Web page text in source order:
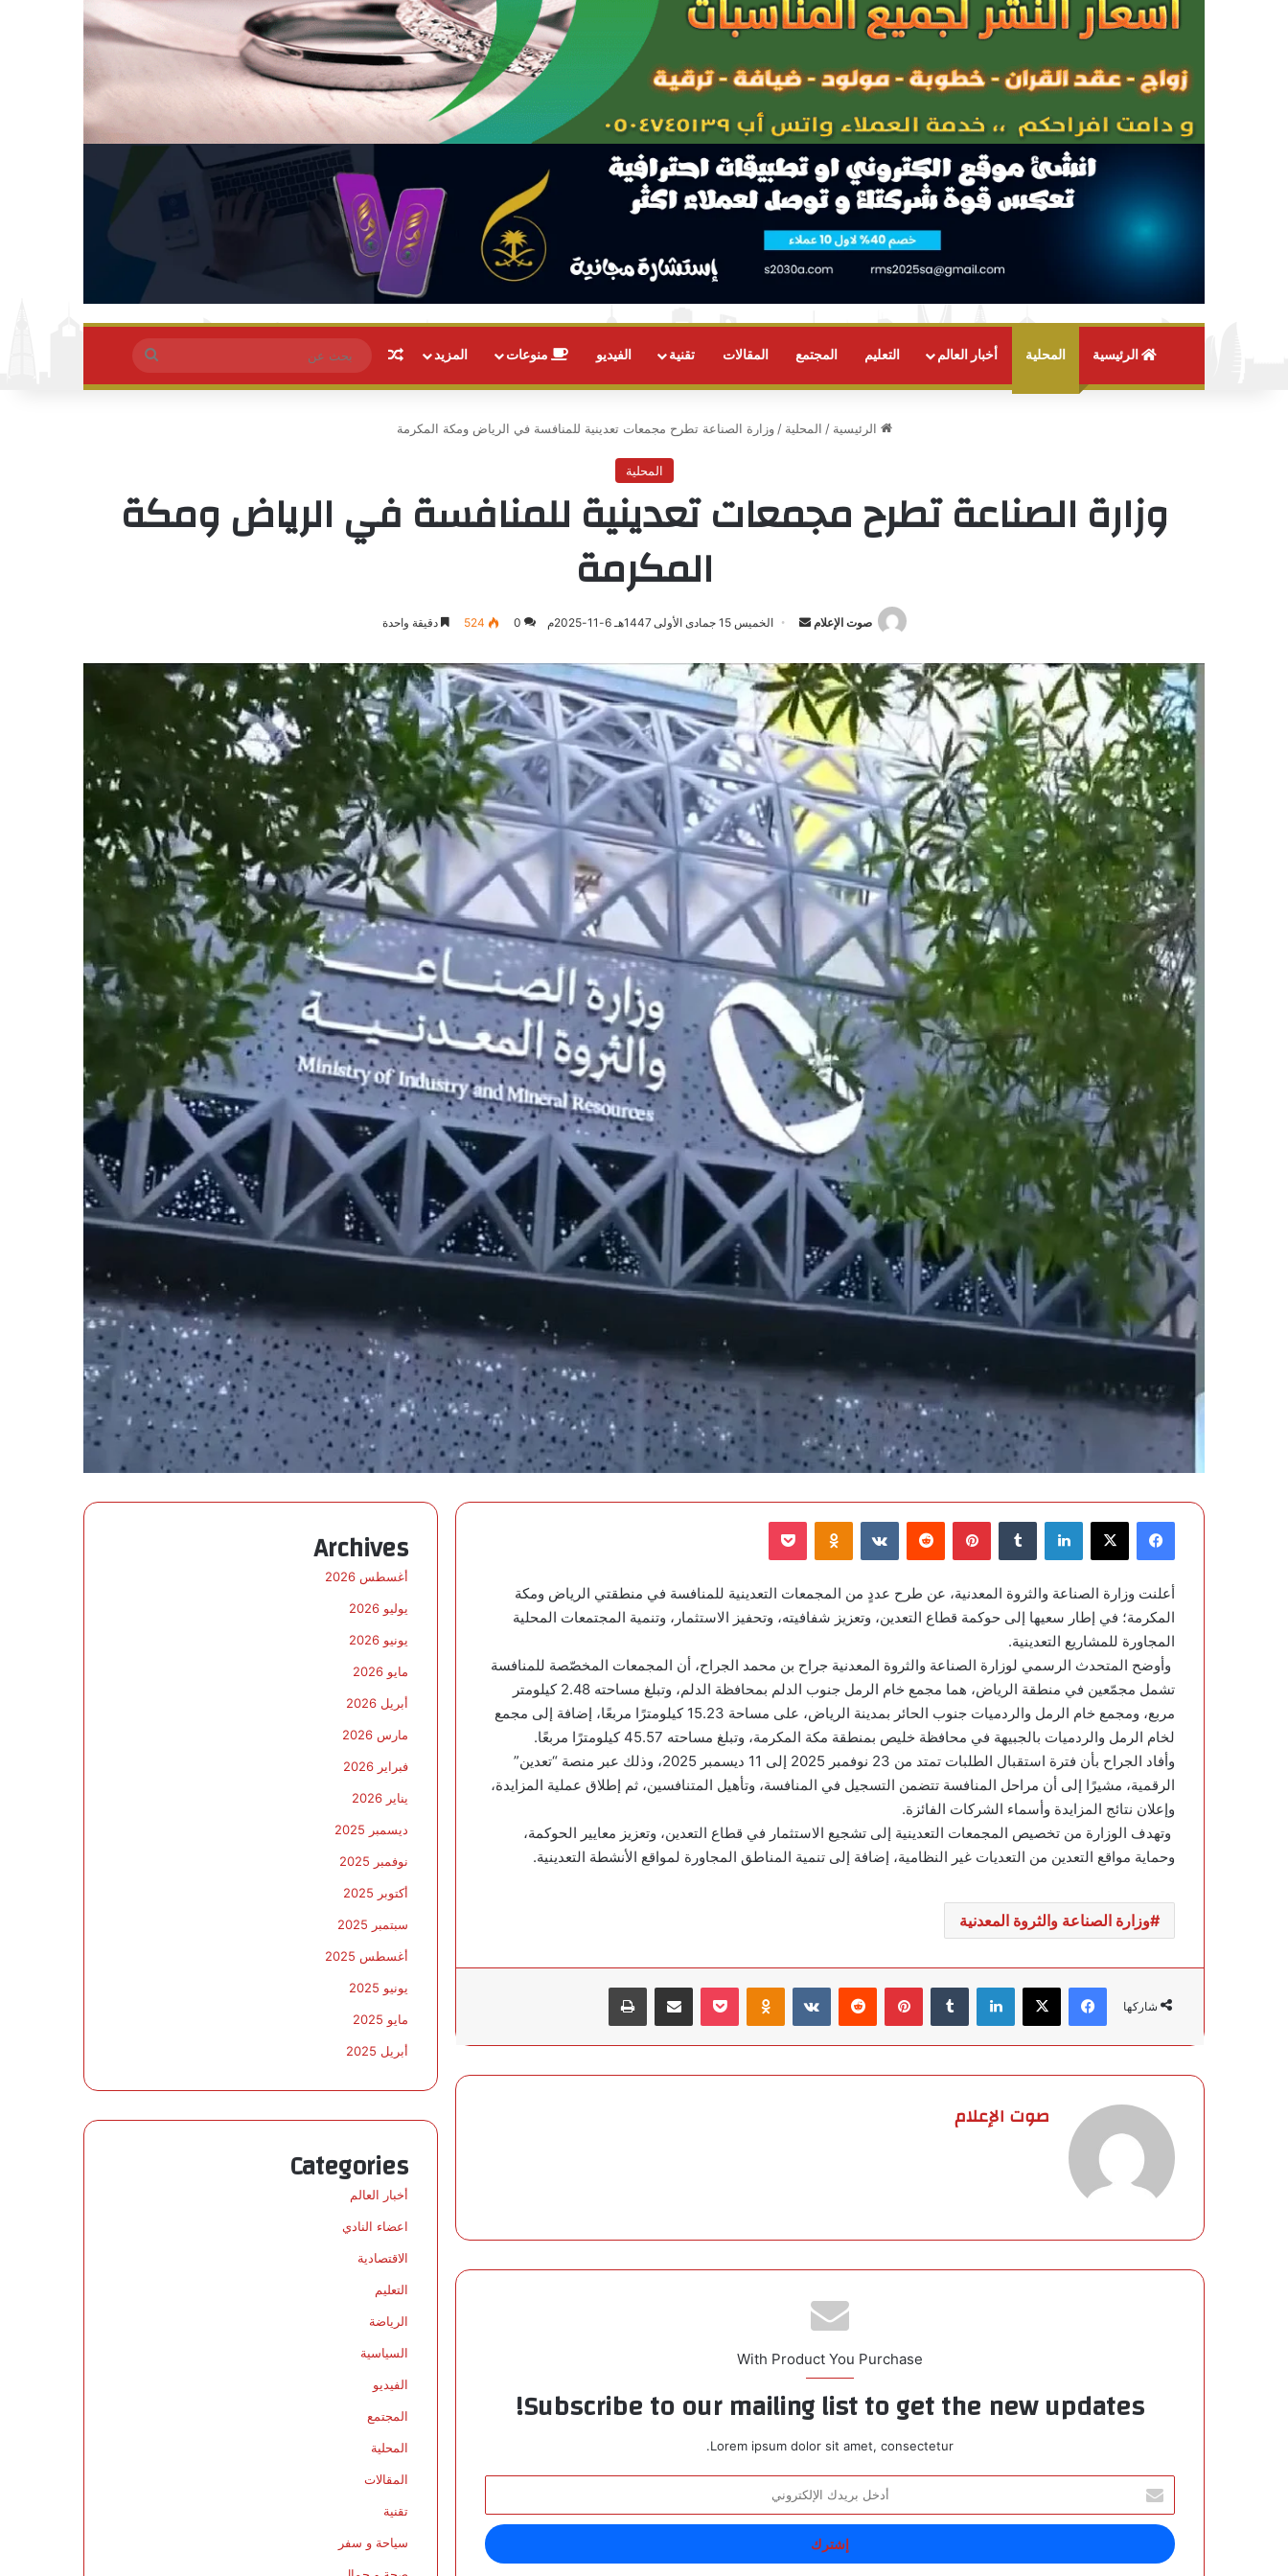
الرئيسية المحلية أخبار العالم التعليم المجتمع المقالات تقنية الفيديو منوعات المزيد مقال عشوائي
عن
الرئيسية / المحلية / وزارة الصناعة تطرح مجمعات تعدينية للمنافسة في الرياض ومكة المكرمة
المحلية
وزارة الصناعة تطرح مجمعات تعدينية للمنافسة في الرياض ومكة
المكرمة
صوت الإعلام
أرسل
إلكترونيا
الخميس 15 جمادى الأولى 1447هـ 6-11-2025م 0
524 دقيقة واحدة
فيسبوك لينكدإن بينتيريست
أعلنت وزارة الصناعة والثروة المعدنية، عن طرح عددٍ من المجمعات التعدينية للمنافسة في منطقتي الرياض ومكة
المكرمة؛ في إطار سعيها إلى حوكمة قطاع التعدين، وتعزيز شفافيته، وتحفيز الاستثمار، وتنمية المجتمعات المحلية
المجاورة للمشاريع التعدينية.
وأوضح المتحدث الرسمي لوزارة الصناعة والثروة المعدنية جراح بن محمد الجراح، أن المجمعات المخصّصة للمنافسة
تشمل مجمّعين في منطقة الرياض، هما مجمع خام الرمل جنوب الدلم بمحافظة الدلم، وتبلغ مساحته 2.48 كيلومتر
مربع، ومجمع خام الرمل والردميات جنوب الحائر بمدينة الرياض، على مساحة 15.23 كيلومترًا مربعًا، إضافة إلى مجمع
لخام الرمل والردميات بالجبيهة في محافظة خليص بمنطقة مكة المكرمة، وتبلغ مساحته 45.57 كيلومترًا مربعًا.
وأفاد الجراح بأن فترة استقبال الطلبات تمتد من 23 نوفمبر 2025 إلى 11 ديسمبر 2025، وذلك عبر منصة “تعدين”
الرقمية، مشيرًا إلى أن مراحل المنافسة تتضمن التسجيل في المنافسة، وتأهيل المتنافسين، ثم إطلاق عملية المزايدة،
وإعلان نتائج المزايدة وأسماء الشركات الفائزة.
وتهدف الوزارة من تخصيص المجمعات التعدينية إلى تشجيع الاستثمار في قطاع التعدين، وتعزيز معايير الحوكمة،
وحماية مواقع التعدين من التعديات غير النظامية، إضافة إلى تنمية المناطق المجاورة لمواقع الأنشطة التعدينية.
وزارة الصناعة والثروة المعدنية
شاركها
فيسبوك لينكدإن بينتيريست
صوت الإعلام
With Product You Purchase
Subscribe to our mailing list to get the new updates!
Lorem ipsum dolor sit amet, consectetur.
خ
ل
Archives
أغسطس 2026
يوليو 2026
يونيو 2026
مايو 2026
أبريل 2026
مارس 2026
فبراير 2026
يناير 2026
ديسمبر 2025
نوفمبر 2025
أكتوبر 2025
سبتمبر 2025
أغسطس 2025
يونيو 2025
مايو 2025
أبريل 2025
Categories
أخبار العالم
اعضاء النادي
الاقتصادية
التعليم
الرياضة
السياسية
الفيديو
المجتمع
المحلية
المقالات
تقنية
سياحة و سفر